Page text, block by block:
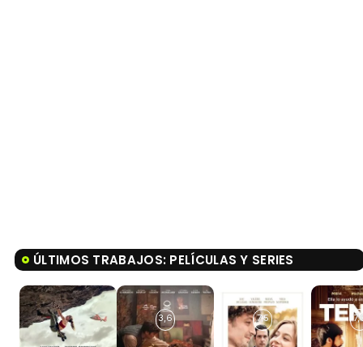
ÚLTIMOS TRABAJOS: PELÍCULAS Y SERIES
3,6 7,5